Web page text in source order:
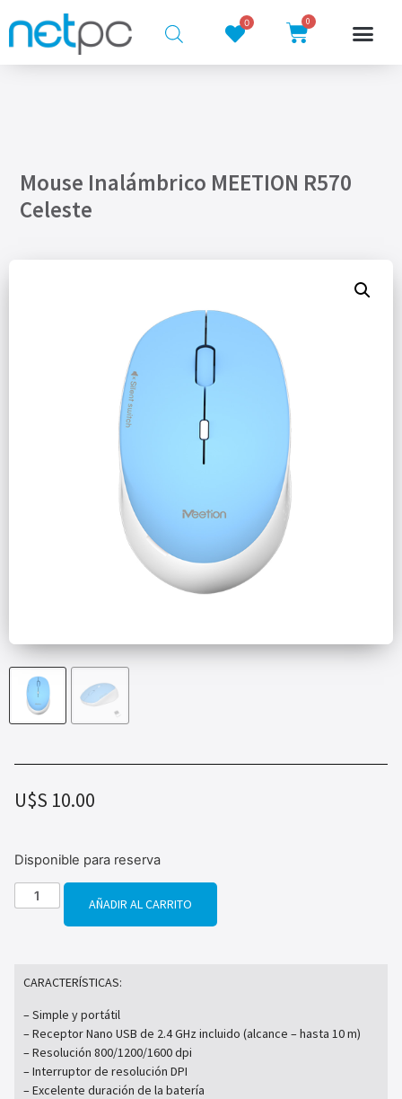
0 0
Mouse Inalámbrico MEETION R570
Celeste
U$S 10.00
Disponible para reserva
AÑADIR AL CARRITO
CARACTERÍSTICAS:
– Simple y portátil
– Receptor Nano USB de 2.4 GHz incluido (alcance – hasta 10 m)
– Resolución 800/1200/1600 dpi
– Interruptor de resolución DPI
– Excelente duración de la batería